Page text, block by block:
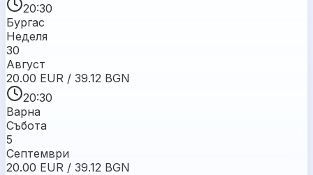
20:30
Бургас
Неделя
30
Август
20.00 EUR / 39.12 BGN
20:30
Варна
Събота
5
Септември
20.00 EUR / 39.12 BGN